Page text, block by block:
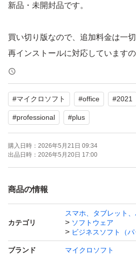
新品・未開封品です。
買い切り版なので、追加料金は一切
再インストールに対応しています
です。
含まれるアプリ：
Word
Excel
PowerPoint
対応OS：Windows 10, Windows 11
#マイクロソフト #office #2021
#professional #plus
購入日時： 2026年5月21日 09:34
出品日時： 2026年5月20日 17:00
商品の情報
カテゴリ
スマホ、タブレット
ソフトウェア
ビジネスソフト（パ
ブランド マイクロソフト